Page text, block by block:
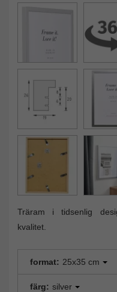
Träram i tidsenlig
kvalitet.
format: 25x35 cm
färg: silver